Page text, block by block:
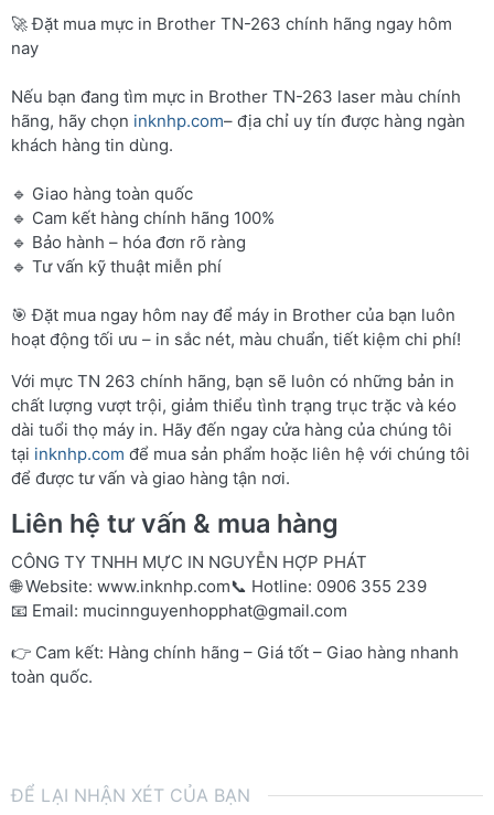
🚀 Đặt mua mực in Brother TN-263 chính hãng ngay hôm
nay
Nếu bạn đang tìm mực in Brother TN-263 laser màu chính
hãng, hãy chọn inknhp.com– địa chỉ uy tín được hàng ngàn
khách hàng tin dùng.
🔹 Giao hàng toàn quốc
🔹 Cam kết hàng chính hãng 100%
🔹 Bảo hành – hóa đơn rõ ràng
🔹 Tư vấn kỹ thuật miễn phí
🎯 Đặt mua ngay hôm nay để máy in Brother của bạn luôn
hoạt động tối ưu – in sắc nét, màu chuẩn, tiết kiệm chi phí!
Với mực TN 263 chính hãng, bạn sẽ luôn có những bản in
chất lượng vượt trội, giảm thiểu tình trạng trục trặc và kéo
dài tuổi thọ máy in. Hãy đến ngay cửa hàng của chúng tôi
tại inknhp.com để mua sản phẩm hoặc liên hệ với chúng tôi
để được tư vấn và giao hàng tận nơi.
Liên hệ tư vấn & mua hàng
CÔNG TY TNHH MỰC IN NGUYỄN HỢP PHÁT
🌐 Website: www.inknhp.com📞 Hotline: 0906 355 239
📧 Email: mucinnguyenhopphat@gmail.com
👉 Cam kết: Hàng chính hãng – Giá tốt – Giao hàng nhanh
toàn quốc.
ĐỂ LẠI NHẬN XÉT CỦA BẠN